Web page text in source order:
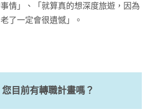
情」、「就算真的想深度旅遊，因為
了一定會很遺憾」。
目前有轉職計畫嗎？